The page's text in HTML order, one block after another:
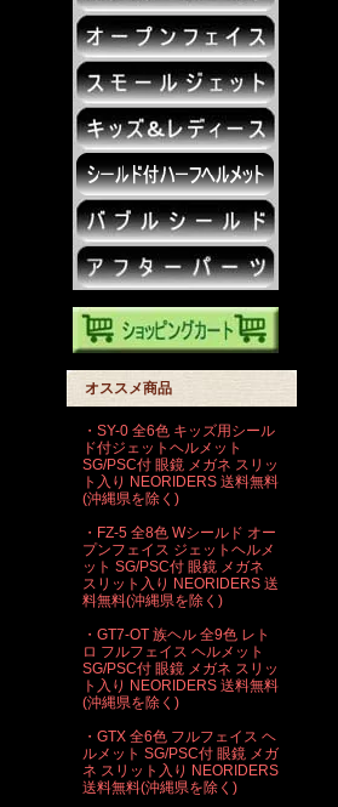
オススメ商品
・SY-0 全6色 キッズ用シール
ド付ジェットヘルメット
SG/PSC付 眼鏡 メガネ スリッ
ト入り NEORIDERS 送料無料
(沖縄県を除く)
・FZ-5 全8色 Wシールド オー
プンフェイス ジェットヘルメ
ット SG/PSC付 眼鏡 メガネ
スリット入り NEORIDERS 送
料無料(沖縄県を除く)
・GT7-OT 族ヘル 全9色 レト
ロ フルフェイス ヘルメット
SG/PSC付 眼鏡 メガネ スリッ
ト入り NEORIDERS 送料無料
(沖縄県を除く)
・GTX 全6色 フルフェイス ヘ
ルメット SG/PSC付 眼鏡 メガ
ネ スリット入り NEORIDERS
送料無料(沖縄県を除く)